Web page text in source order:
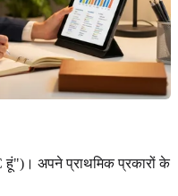
अपने प्राथमिक प्रकारों के